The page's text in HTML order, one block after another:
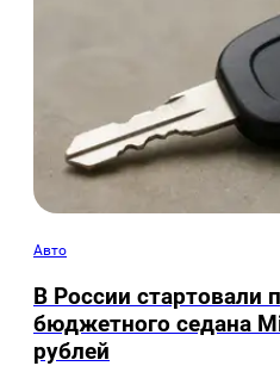
Авто
В России стартовали
бюджетного седана
рублей